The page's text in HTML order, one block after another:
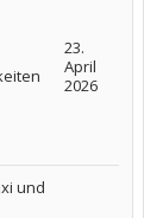
23.
April
2026
und